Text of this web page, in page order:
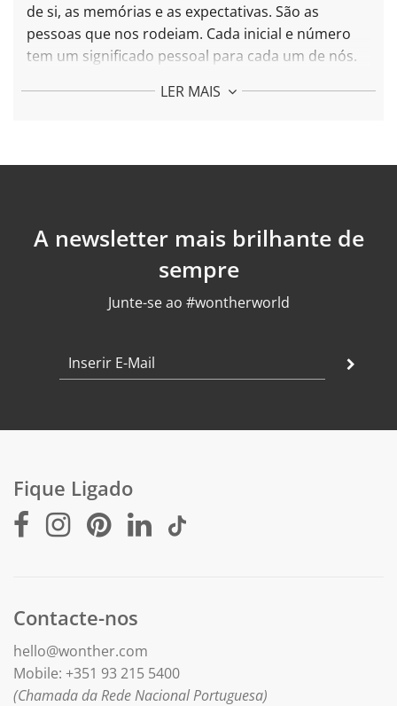
.
de si, as memórias e as expectativas. São as
pessoas que nos rodeiam. Cada inicial e número
tem um significado pessoal para cada um de nós.
Diâmetro: 15 mm
Comprimento da corrente: ajustável entre 42 e 45
cm
Acabamento: polido
Mais sobre o Colar Inicial O emouro maciço de
Diâmetro: 15 mm
LER MAIS
A newsletter mais brilhante de
sempre
Junte-se ao #wontherworld
Fique Ligado
Contacte-nos
hello@wonther.com
Mobile: +351 93 215 5400
(Chamada da Rede Nacional Portuguesa)